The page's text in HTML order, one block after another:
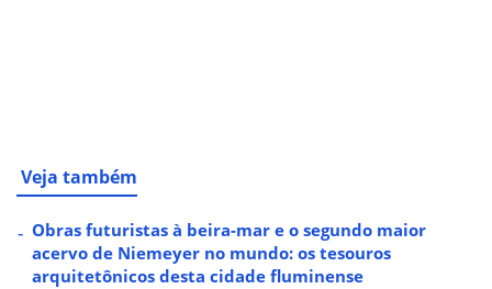
Veja também
Obras futuristas à beira-mar e o segundo maior
acervo de Niemeyer no mundo: os tesouros
arquitetônicos desta cidade fluminense